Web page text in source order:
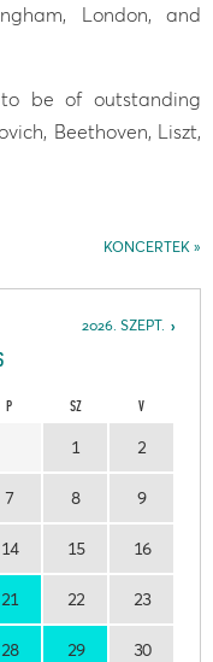
London, and
be of outstanding
Beethoven, Liszt,
KONCERTEK
2026. SZEPT.
P SZ V
1 2
7 8 9
14 15 16
21 22 23
28 29 30